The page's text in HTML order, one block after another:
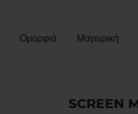
Ομορφιά Μαγειρική
SCREEN